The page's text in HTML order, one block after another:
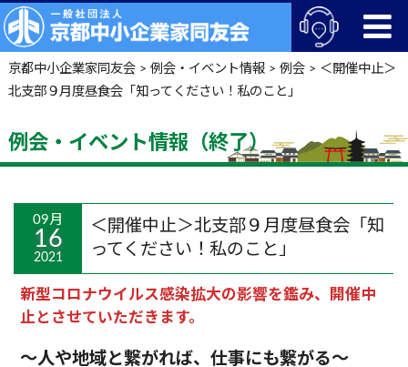
京都中小企業家同友会> 例会・イベント情報> 例会> ＜開催中止＞
北支部９月度昼食会「知ってください！私のこと」
例会・イベント情報（終了）
09月
16
2021
＜開催中止＞北支部９月度昼食会「知
ってください！私のこと」
新型コロナウイルス感染拡大の影響を鑑み、開催中
止とさせていただきます。
～人や地域と繋がれば、仕事にも繋がる～